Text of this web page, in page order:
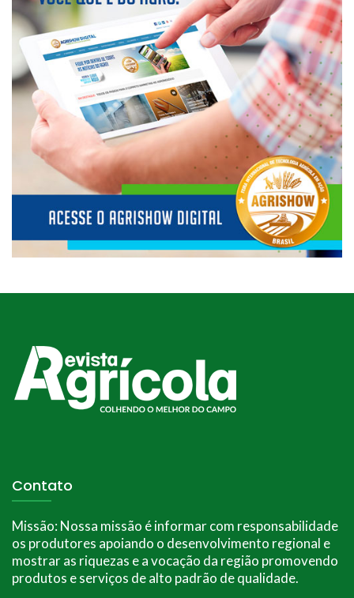
Contato
Missão:Nossa missão é informar com responsabilidade
os produtores apoiando o desenvolvimento regional e
mostrar as riquezas e a vocação da região promovendo
produtos e serviços de alto padrão de qualidade.